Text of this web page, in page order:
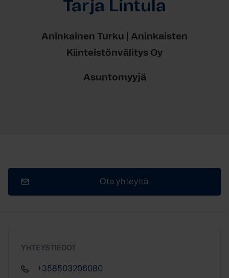
Tarja Lintula
Aninkainen Turku | Aninkaisten
Kiinteistönvälitys Oy
Asuntomyyjä
Ota yhteyttä
YHTEYSTIEDOT
+358503206080